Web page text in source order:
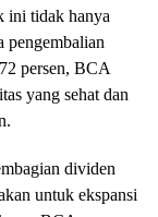
ini tidak hanya
pengembalian
persen, BCA
yang sehat dan
dividen
untuk ekspansi